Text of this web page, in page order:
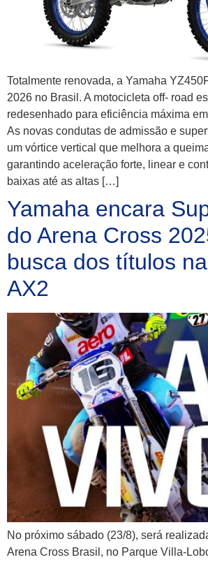
Totalmente renovada, a Yamaha
2026 no Brasil. A motocicleta off- road
redesenhado para eficiência máxima
As novas condutas de admissão e
um vórtice vertical que melhora a
garantindo aceleração forte, linear e
baixas até as altas […]
Yamaha encara
do Arena Cross
busca dos títulos
AX2
No próximo sábado (23/8), será
Arena Cross Brasil, no Parque Villa-